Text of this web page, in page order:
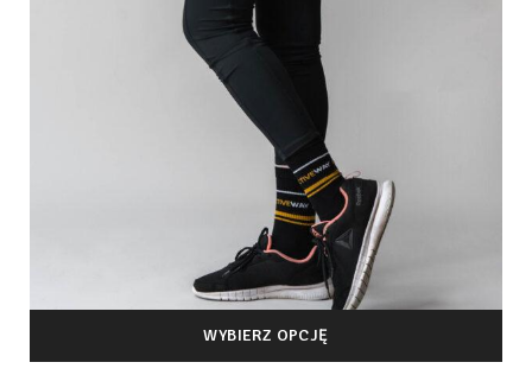
WYBIERZ OPCJĘ